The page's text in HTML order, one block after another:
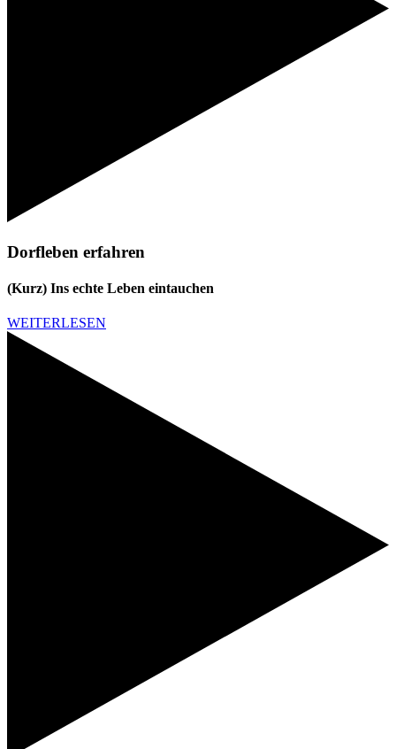
Dorfleben erfahren
(Kurz) Ins echte Leben eintauchen
WEITERLESEN